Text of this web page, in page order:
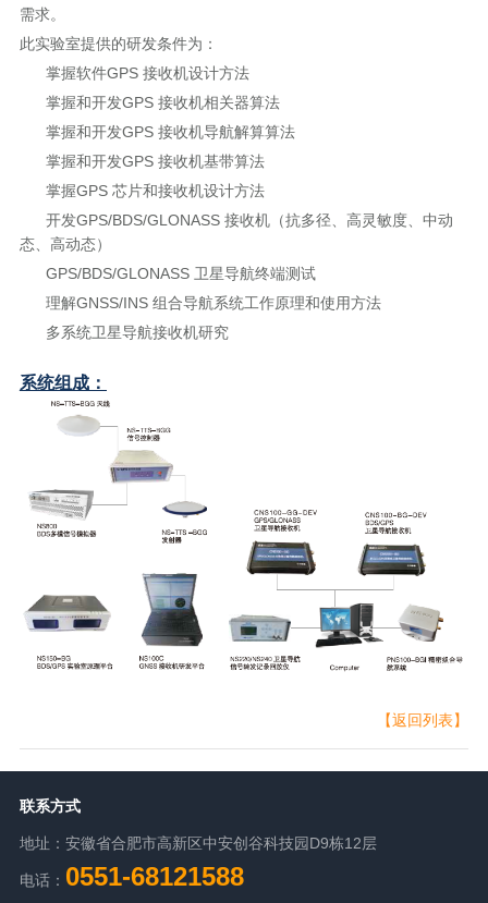
需求。
此实验室提供的研发条件为：
掌握软件GPS 接收机设计方法
掌握和开发GPS 接收机相关器算法
掌握和开发GPS 接收机导航解算算法
掌握和开发GPS 接收机基带算法
掌握GPS 芯片和接收机设计方法
开发GPS/BDS/GLONASS 接收机（抗多径、高灵敏度、中动
态、高动态）
GPS/BDS/GLONASS 卫星导航终端测试
理解GNSS/INS 组合导航系统工作原理和使用方法
多系统卫星导航接收机研究
系统组成：
【返回列表】
联系方式
地址：安徽省合肥市高新区中安创谷科技园D9栋12层
电话： 0551-68121588